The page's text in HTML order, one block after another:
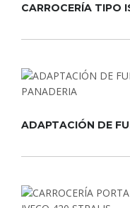
CARROCERÍA TIPO
ADAPTACIÓN DE